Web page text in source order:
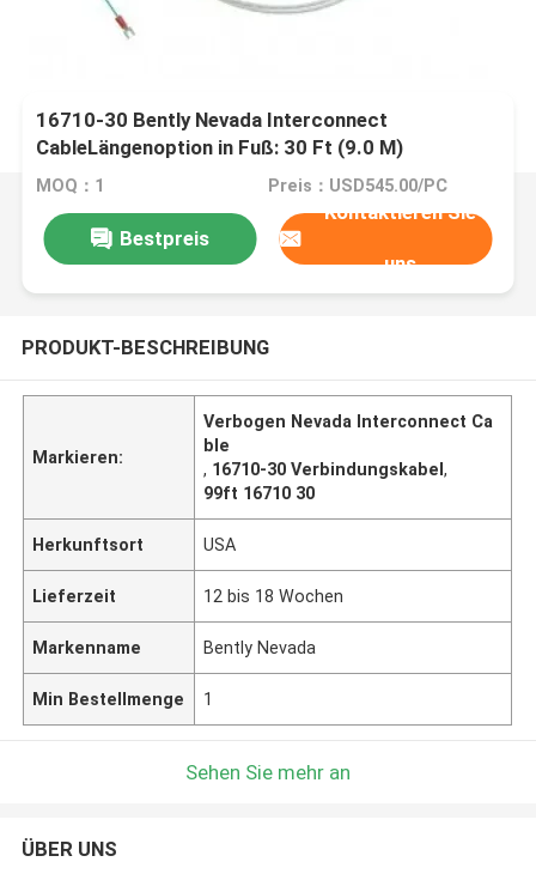
16710-30 Bently Nevada Interconnect
CableLängenoption in Fuß: 30 Ft (9.0 M)
MOQ：1 Preis：USD545.00/PC
Bestpreis
Kontaktieren Sie
uns
PRODUKT-BESCHREIBUNG
Markieren:
Verbogen Nevada Interconnect Ca
ble
, 16710-30 Verbindungskabel,
99ft 16710 30
Herkunftsort USA
Lieferzeit 12 bis 18 Wochen
Markenname Bently Nevada
Min Bestellmenge 1
Sehen Sie mehr an
ÜBER UNS